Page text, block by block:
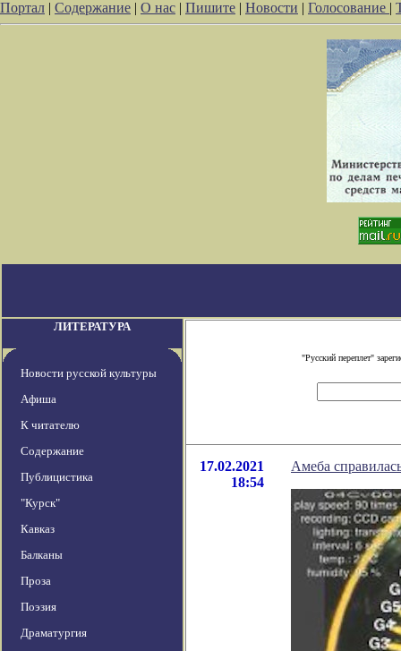
Портал | Содержание | О нас | Пишите | Новости | Голосование |
ЛИТЕРАТУРА
Новости русской культуры
Афиша
К читателю
Содержание
Публицистика
"Курск"
Кавказ
Балканы
Проза
Поэзия
Драматургия
"Русский переплет"
17.02.2021
18:54
Амеба